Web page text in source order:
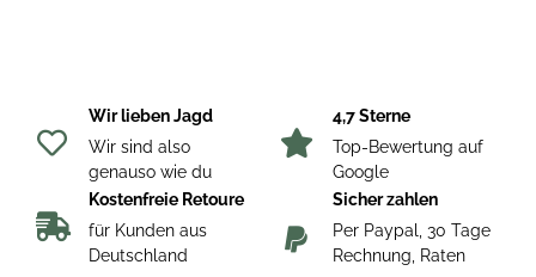
Membrane/Tex
Membrane
Waldläufer-TEX
Wir lieben Jagd
Wir sind also
genauso wie du
4,7 Sterne
Top-Bewertung auf
Google
Kostenfreie Retoure
für Kunden aus
Deutschland
Sicher zahlen
Per Paypal, 30 Tage
Rechnung, Raten